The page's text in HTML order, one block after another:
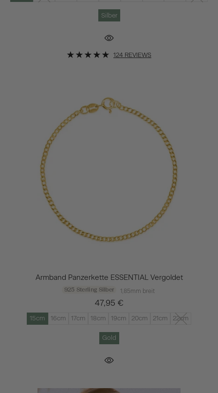
Silber
124 REVIEWS
Armband Panzerkette ESSENTIAL Vergoldet
925 Sterling Silber 1,85mm breit
47,95 €
15cm 16cm 17cm 18cm 19cm 20cm 21cm 22cm
Gold